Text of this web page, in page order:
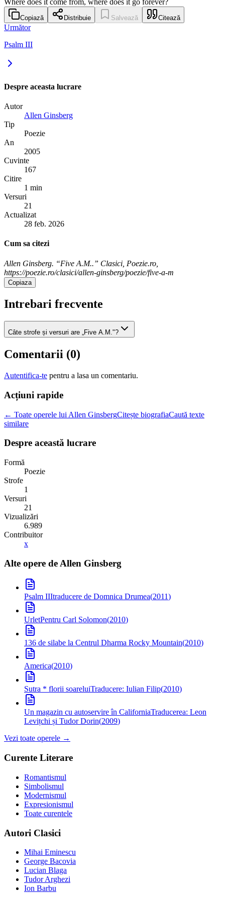
Where does it come from, where does it go forever?
Copiază Distribuie Salvează Citează
Următor
Psalm III
Despre aceasta lucrare
Autor
Allen Ginsberg
Tip
Poezie
An
2005
Cuvinte
167
Citire
1 min
Versuri
21
Actualizat
28 feb. 2026
Cum sa citezi
Allen Ginsberg. “Five A.M..” Clasici, Poezie.ro,
https://poezie.ro/clasici/allen-ginsberg/poezie/five-a-m
Copiaza
Intrebari frecvente
Câte strofe și versuri are „Five A.M."?
Comentarii (0)
Autentifica-te pentru a lasa un comentariu.
Acțiuni rapide
← Toate operele lui Allen GinsbergCitește biografiaCaută texte
similare
Despre această lucrare
Formă
Poezie
Strofe
1
Versuri
21
Vizualizări
6.989
Contribuitor
x
Alte opere de Allen Ginsberg
Psalm IIItraducere de Domnica Drumea(2011)
UrletPentru Carl Solomon(2010)
136 de silabe la Centrul Dharma Rocky Mountain(2010)
America(2010)
Sutra * florii soareluiTraducere: Iulian Filip(2010)
Un magazin cu autoservire în CaliforniaTraducerea: Leon
Levițchi și Tudor Dorin(2009)
Vezi toate operele →
Curente Literare
Romantismul
Simbolismul
Modernismul
Expresionismul
Toate curentele
Autori Clasici
Mihai Eminescu
George Bacovia
Lucian Blaga
Tudor Arghezi
Ion Barbu